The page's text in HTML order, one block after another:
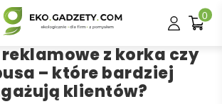
0
z korka czy
– które bardziej
klientów?